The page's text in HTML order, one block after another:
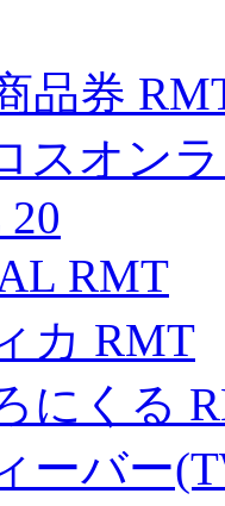
品券
スオン
20
RMT
カ RMT
にくる
ーバー